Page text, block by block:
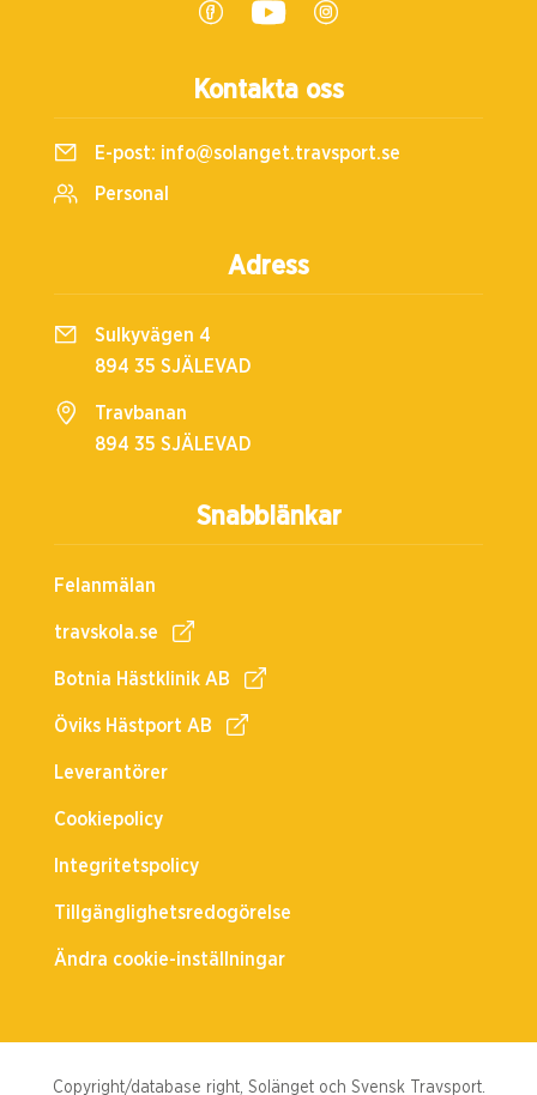
Snabblänkar
Felanmälan
travskola.se
Botnia Hästklinik AB
Öviks Hästport AB
Leverantörer
Cookiepolicy
Integritetspolicy
Tillgänglighetsredogörelse
Ändra cookie-inställningar
Kontakta oss
E-post: info@solanget.travsport.se
Personal
Adress
Sulkyvägen 4
894 35 SJÄLEVAD
Travbanan
894 35 SJÄLEVAD
Copyright/database right, Solänget och Svensk Travsport.